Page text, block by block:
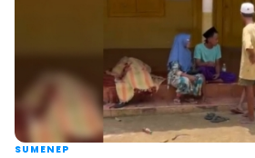
SUMENEP